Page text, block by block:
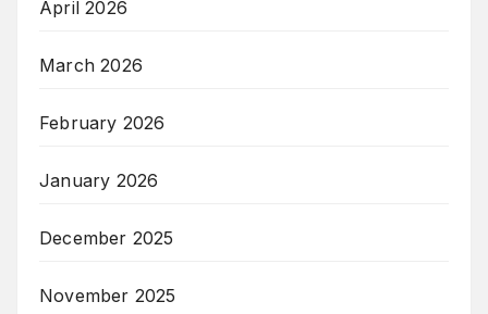
April 2026
March 2026
February 2026
January 2026
December 2025
November 2025